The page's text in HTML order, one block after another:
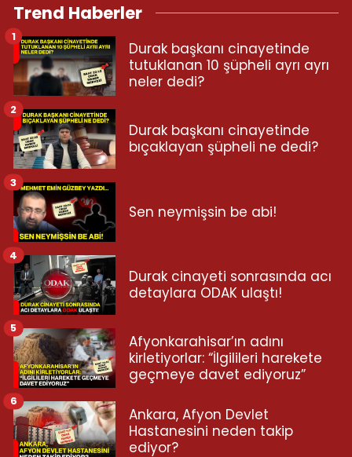
Trend Haberler
Durak başkanı cinayetinde
tutuklanan 10 şüpheli ayrı ayrı
neler dedi?
1
Durak başkanı cinayetinde
bıçaklayan şüpheli ne dedi?
2
Sen neymişsin be abi!
3
Durak cinayeti sonrasında acı
detaylara ODAK ulaştı!
4
Afyonkarahisar’ın adını
kirletiyorlar: “İlgilileri harekete
geçmeye davet ediyoruz”
5
Ankara, Afyon Devlet
Hastanesini neden takip
ediyor?
6